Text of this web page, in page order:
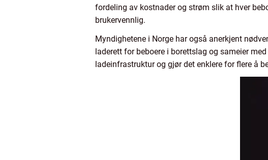
fordeling av kostnader og strøm slik at hver
brukervennlig.
Myndighetene i Norge har også anerkjent
laderett for beboere i borettslag og sameier
ladeinfrastruktur og gjør det enklere for flere å